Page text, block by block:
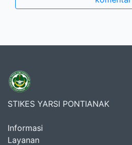
STIKES YARSI PONTIANAK
Informasi
Layanan